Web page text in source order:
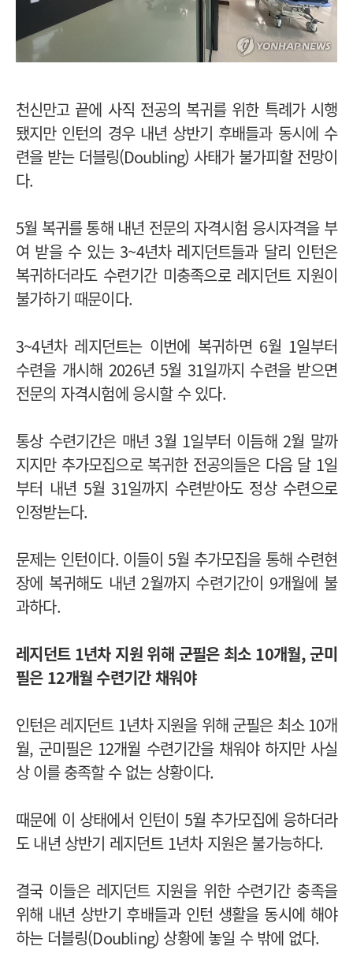
천신만고 끝에 사직 전공의 복귀를 위한 특례가 시행
됐지만 인턴의 경우 내년 상반기 후배들과 동시에 수
련을 받는 더블링(Doubling) 사태가 불가피할 전망이
다.
5월 복귀를 통해 내년 전문의 자격시험 응시자격을 부
여 받을 수 있는 3~4년차 레지던트들과 달리 인턴은
복귀하더라도 수련기간 미충족으로 레지던트 지원이
불가하기 때문이다.
3~4년차 레지던트는 이번에 복귀하면 6월 1일부터
수련을 개시해 2026년 5월 31일까지 수련을 받으면
전문의 자격시험에 응시할 수 있다.
통상 수련기간은 매년 3월 1일부터 이듬해 2월 말까
지지만 추가모집으로 복귀한 전공의들은 다음 달 1일
부터 내년 5월 31일까지 수련받아도 정상 수련으로
인정받는다.
문제는 인턴이다. 이들이 5월 추가모집을 통해 수련현
장에 복귀해도 내년 2월까지 수련기간이 9개월에 불
과하다.
레지던트 1년차 지원 위해 군필은 최소 10개월, 군미
필은 12개월 수련기간 채워야
인턴은 레지던트 1년차 지원을 위해 군필은 최소 10개
월, 군미필은 12개월 수련기간을 채워야 하지만 사실
상 이를 충족할 수 없는 상황이다.
때문에 이 상태에서 인턴이 5월 추가모집에 응하더라
도 내년 상반기 레지던트 1년차 지원은 불가능하다.
결국 이들은 레지던트 지원을 위한 수련기간 충족을
위해 내년 상반기 후배들과 인턴 생활을 동시에 해야
하는 더블링(Doubling) 상황에 놓일 수 밖에 없다.